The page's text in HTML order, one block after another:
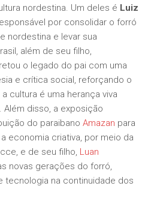
nordestina. Um deles é Luiz
por consolidar o forró
nordestina e levar sua
além de seu filho,
o legado do pai com uma
e crítica social, reforçando o
cultura é uma herança viva
disso, a exposição
do paraibano Amazan para
economia criativa, por meio da
e de seu filho, Luan
novas gerações do forró,
tecnologia na continuidade dos